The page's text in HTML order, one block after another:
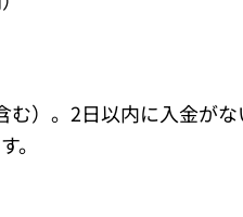
む）。2日以内に入金がな
。